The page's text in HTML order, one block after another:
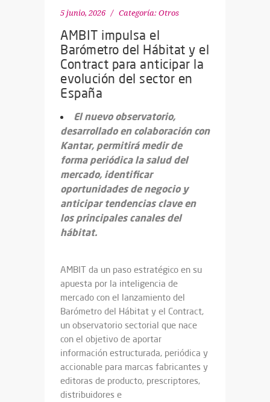
5 junio, 2026 Categoría: Otros
AMBIT impulsa el
Barómetro del Hábitat y el
Contract para anticipar la
evolución del sector en
España
El nuevo observatorio,
desarrollado en colaboración con
Kantar, permitirá medir de
forma periódica la salud del
mercado, identificar
oportunidades de negocio y
anticipar tendencias clave en
los principales canales del
hábitat.
AMBIT da un paso estratégico en su
apuesta por la inteligencia de
mercado con el lanzamiento del
Barómetro del Hábitat y el Contract,
un observatorio sectorial que nace
con el objetivo de aportar
información estructurada, periódica y
accionable para marcas fabricantes y
editoras de producto, prescriptores,
distribuidores e